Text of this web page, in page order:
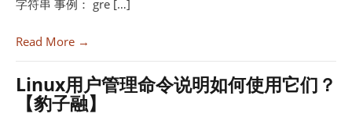
字符串 事例： gre […]
Read More →
Linux用户管理命令说明如何使用它们？
【豹子融】